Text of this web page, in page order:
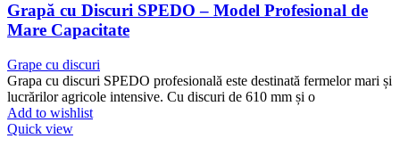
Grapă cu Discuri SPEDO – Model Profesional de
Mare Capacitate
Grape cu discuri
Grapa cu discuri SPEDO profesională este destinată fermelor mari și
lucrărilor agricole intensive. Cu discuri de 610 mm și o
Add to wishlist
Quick view